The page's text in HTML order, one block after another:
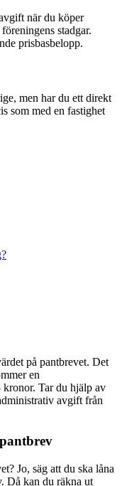
när du köper
stadgar.
prisbasbelopp.
men har du ett direkt
som med en fastighet
på pantbrevet. Det
en
kronor. Tar du hjälp av
avgift från
Jo, säg att du ska låna
Då kan du räkna ut